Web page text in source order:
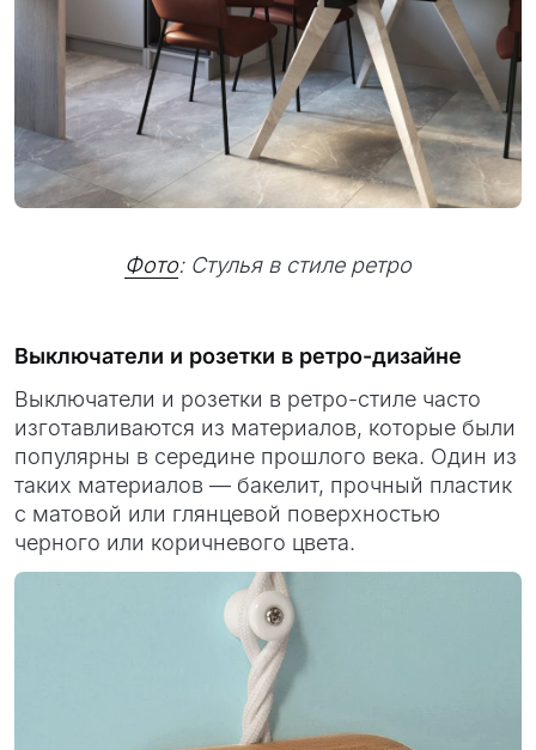
Фото: Стулья в стиле ретро
Выключатели и розетки в ретро-дизайне
Выключатели и розетки в ретро-стиле часто
изготавливаются из материалов, которые были
популярны в середине прошлого века. Один из
таких материалов — бакелит, прочный пластик
с матовой или глянцевой поверхностью
черного или коричневого цвета.